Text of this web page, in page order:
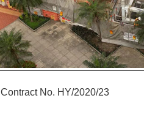
Contract No. HY/2020/23